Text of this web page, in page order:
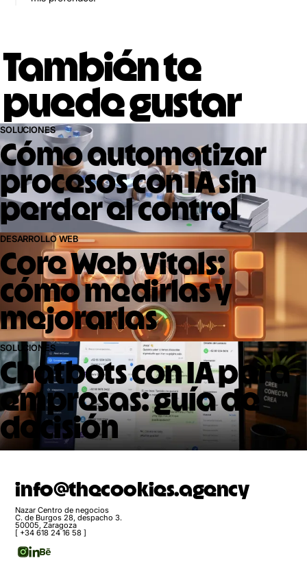
También te
puede gustar
SOLUCIONES
Cómo automatizar
procesos con IA sin
perder el control
DESARROLLO WEB
Core Web Vitals:
cómo medirlas y
mejorarlas
SOLUCIONES
Chatbots con IA para
empresas: guía de
decisión
info@thecookies.agency
Nazar Centro de negocios
C. de Burgos 28, despacho 3.
50005, Zaragoza
[ +34 618 24 16 58 ]